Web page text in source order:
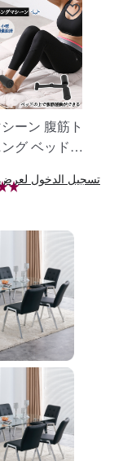
ーン 腹筋ト
ッド固
腹筋器具
ン 足を押さ
グ器具 エク
ズ ダイエット
0
تسجيل الدخول